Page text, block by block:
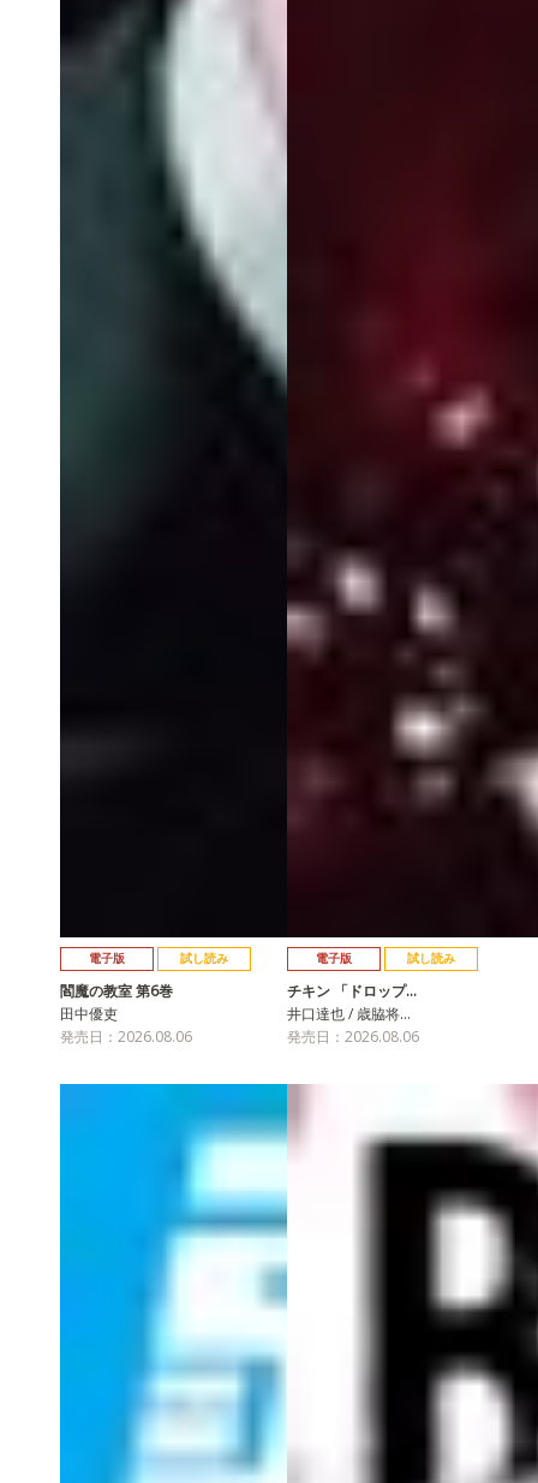
電子版 試し読み
閻魔の教室 第6巻
田中優吏
発売日：2026.08.06
電子版 試し読み
チキン 「ドロップ…
井口達也 / 歳脇将…
発売日：2026.08.06